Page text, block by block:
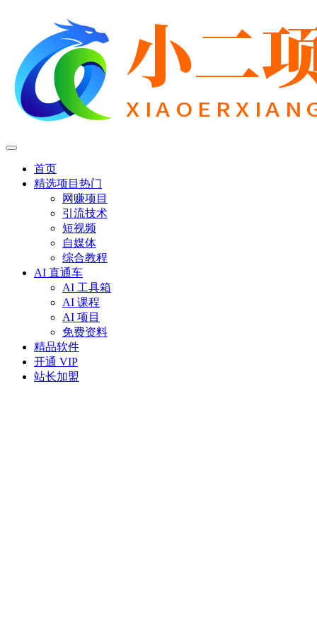
首页
精选项目 热门
网赚项目
引流技术
短视频
自媒体
综合教程
AI 直通车
AI 工具箱
AI 课程
AI 项目
免费资料
精品软件
开通 VIP
站长加盟